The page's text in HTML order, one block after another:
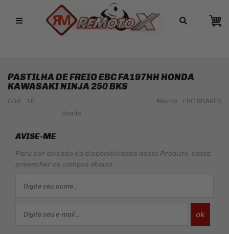
Remotox
PASTILHA
PASTILHA DE FREIO EBC FA197HH HONDA
KAWASAKI NINJA 250 BKS
Cód.: 10 Marca: EBC BRAKES
AVISE-ME
Para ser avisado da disponibilidade deste Produto, basta
preencher os campos abaixo.